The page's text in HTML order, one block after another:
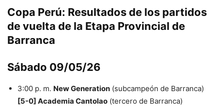
Copa Perú: Resultados de los partidos
de vuelta de la Etapa Provincial de
Barranca
Sábado 09/05/26
3:00 p. m. New Generation (subcampeón de Barranca)
[5-0] Academia Cantolao (tercero de Barranca)